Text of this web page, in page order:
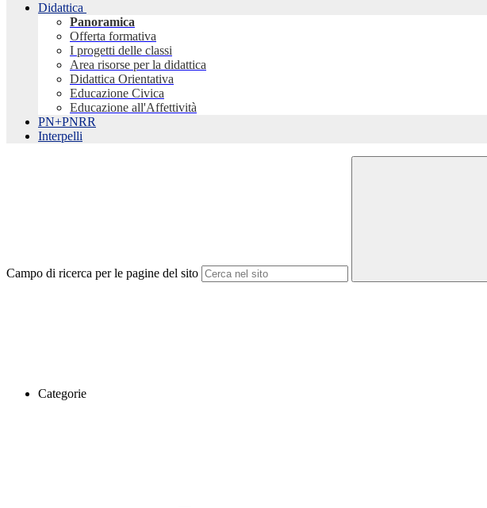
Didattica
Panoramica
Offerta formativa
I progetti delle classi
Area risorse per la didattica
Didattica Orientativa
Educazione Civica
Educazione all'Affettività
PN+PNRR
Interpelli
Campo di ricerca per le pagine del sito
Categorie